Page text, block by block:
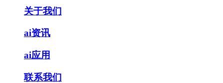
关于我们
ai资讯
ai应用
联系我们